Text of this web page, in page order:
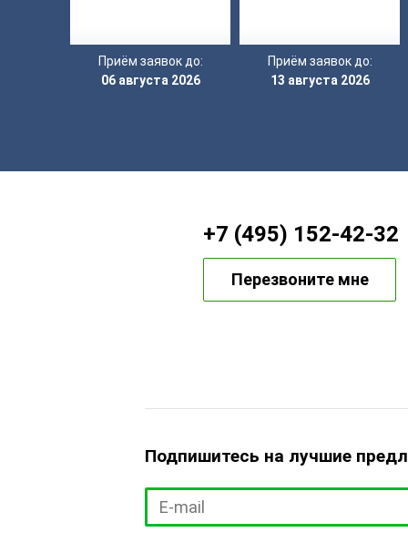
Приём заявок до:
06 августа 2026
Приём заявок до:
13 августа 2026
+7 (495) 152-42-32
Перезвоните мне
Подпишитесь на лучшие